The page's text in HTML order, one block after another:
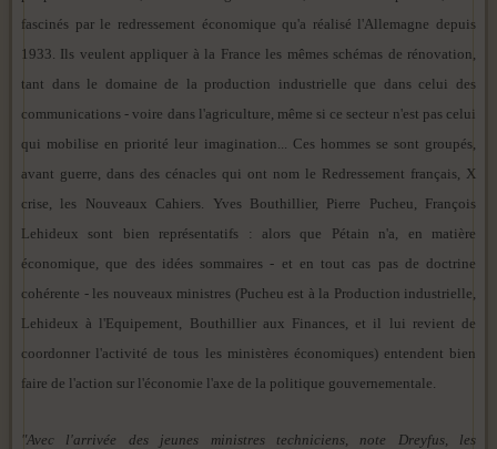
fascinés par le redressement économique qu'a réalisé l'Allemagne depuis
1933. Ils veulent appliquer à la France les mêmes schémas de rénovation,
tant dans le domaine de la production industrielle que dans celui des
communications - voire dans l'agriculture, même si ce secteur n'est pas celui
qui mobilise en priorité leur imagination... Ces hommes se sont groupés,
avant guerre, dans des cénacles qui ont nom le Redressement français, X
crise, les Nouveaux Cahiers. Yves Bouthillier, Pierre Pucheu, François
Lehideux sont bien représentatifs : alors que Pétain n'a, en matière
économique, que des idées sommaires - et en tout cas pas de doctrine
cohérente - les nouveaux ministres (Pucheu est à la Production industrielle,
Lehideux à l'Equipement, Bouthillier aux Finances, et il lui revient de
coordonner l'activité de tous les ministères économiques) entendent bien
faire de l'action sur l'économie l'axe de la politique gouvernementale.
"Avec l'arrivée des jeunes ministres techniciens, note Dreyfus, les